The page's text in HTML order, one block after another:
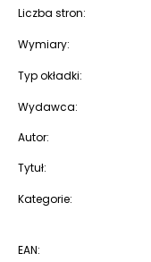
Liczba stron:
Wymiary:
Typ okładki:
Wydawca:
Autor:
Tytuł:
Kategorie:
EAN: